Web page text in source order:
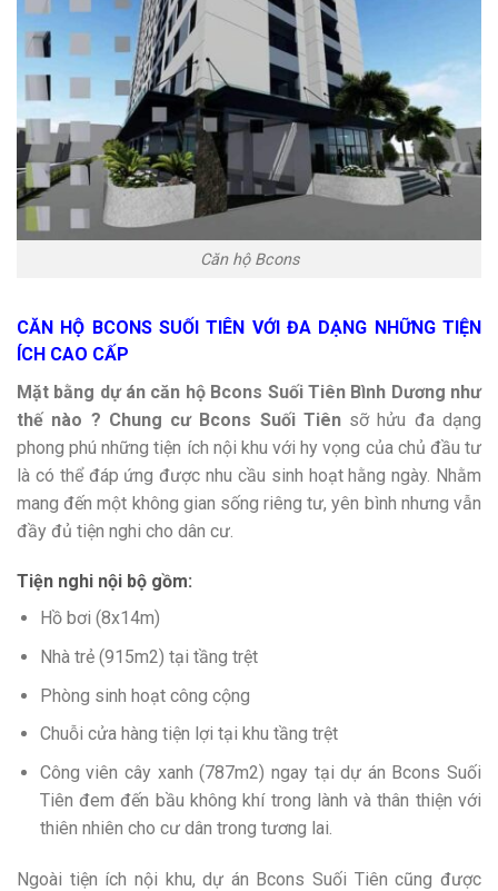
Căn hộ Bcons
CĂN HỘ BCONS SUỐI TIÊN VỚI ĐA DẠNG NHỮNG TIỆN
ÍCH CAO CẤP
Mặt bằng dự án căn hộ Bcons Suối Tiên Bình Dương như
thế nào ? Chung cư Bcons Suối Tiên sỡ hửu đa dạng
phong phú những tiện ích nội khu với hy vọng của chủ đầu tư
là có thể đáp ứng được nhu cầu sinh hoạt hằng ngày. Nhằm
mang đến một không gian sống riêng tư, yên bình nhưng vẫn
đầy đủ tiện nghi cho dân cư.
Tiện nghi nội bộ gồm:
Hồ bơi (8x14m)
Nhà trẻ (915m2) tại tầng trệt
Phòng sinh hoạt công cộng
Chuỗi cửa hàng tiện lợi tại khu tầng trệt
Công viên cây xanh (787m2) ngay tại dự án Bcons Suối
Tiên đem đến bầu không khí trong lành và thân thiện với
thiên nhiên cho cư dân trong tương lai.
Ngoài tiện ích nội khu, dự án Bcons Suối Tiên cũng được